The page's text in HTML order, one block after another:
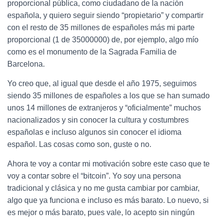
proporcional pública, como ciudadano de la nación
española, y quiero seguir siendo “propietario” y compartir
con el resto de 35 millones de españoles más mi parte
proporcional (1 de 35000000) de, por ejemplo, algo mío
como es el monumento de la Sagrada Familia de
Barcelona.
Yo creo que, al igual que desde el año 1975, seguimos
siendo 35 millones de españoles a los que se han sumado
unos 14 millones de extranjeros y “oficialmente” muchos
nacionalizados y sin conocer la cultura y costumbres
españolas e incluso algunos sin conocer el idioma
español. Las cosas como son, guste o no.
Ahora te voy a contar mi motivación sobre este caso que te
voy a contar sobre el “bitcoin”. Yo soy una persona
tradicional y clásica y no me gusta cambiar por cambiar,
algo que ya funciona e incluso es más barato. Lo nuevo, si
es mejor o más barato, pues vale, lo acepto sin ningún